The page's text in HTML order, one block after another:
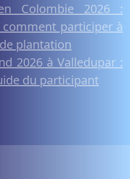
Colombie 2026 :
participer à
plantation
2026 à Valledupar :
du participant